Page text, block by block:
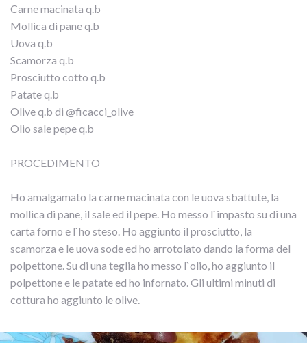
Carne macinata q.b
Mollica di pane q.b
Uova q.b
Scamorza q.b
Prosciutto cotto q.b
Patate q.b
Olive q.b di @ficacci_olive
Olio sale pepe q.b
PROCEDIMENTO
Ho amalgamato la carne macinata con le uova sbattute, la
mollica di pane, il sale ed il pepe. Ho messo l`impasto su di una
carta forno e l`ho steso. Ho aggiunto il prosciutto, la
scamorza e le uova sode ed ho arrotolato dando la forma del
polpettone. Su di una teglia ho messo l`olio, ho aggiunto il
polpettone e le patate ed ho infornato. Gli ultimi minuti di
cottura ho aggiunto le olive.